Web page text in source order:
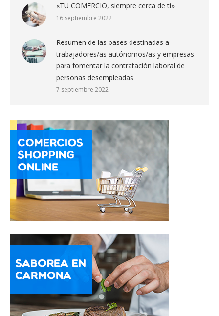
«TU COMERCIO, siempre cerca de ti»
16 septiembre 2022
Resumen de las bases destinadas a
trabajadores/as autónomos/as y empresas
para fomentar la contratación laboral de
personas desempleadas
7 septiembre 2022